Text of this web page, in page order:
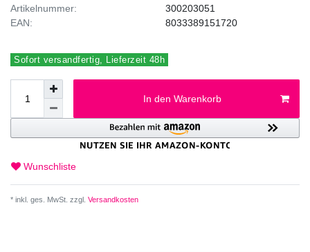
Artikelnummer:
EAN:
300203051
8033389151720
Sofort versandfertig, Lieferzeit 48h
In den Warenkorb
Wunschliste
* inkl. ges. MwSt. zzgl. Versandkosten